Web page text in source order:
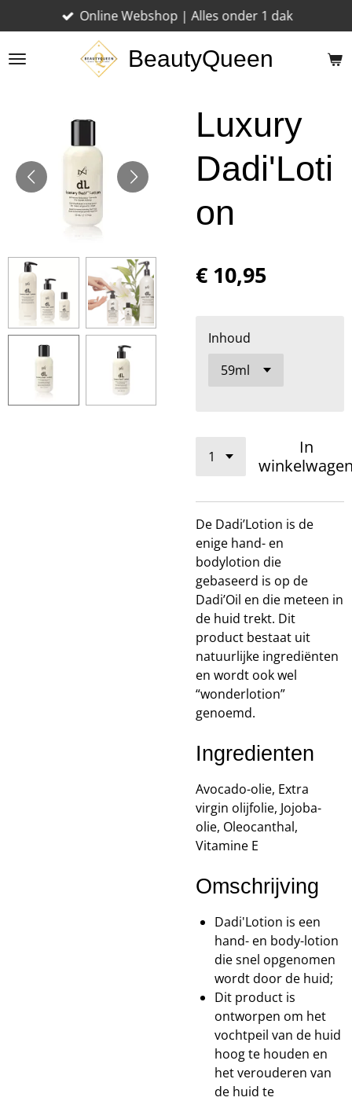
direct
naar
BeautyQueen
Online Webshop | Alles onder 1 dak
Luxury
Dadi'Loti
on
€ 10,95
Inhoud
In
De Dadi’Lotion is de
enige hand- en
bodylotion die
gebaseerd is op de
Dadi’Oil en die meteen in
de huid trekt. Dit
product bestaat uit
natuurlijke ingrediënten
en wordt ook wel
“wonderlotion”
genoemd.
Ingredienten
Avocado-olie, Extra
virgin olijfolie, Jojoba-
olie, Oleocanthal,
Vitamine E
Omschrijving
Dadi'Lotion is een
hand- en body-lotion
die snel opgenomen
wordt door de huid;
Dit product is
ontworpen om het
vochtpeil van de huid
hoog te houden en
het verouderen van
de huid te